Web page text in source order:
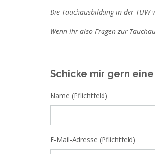
Die Tauchausbildung in der TUW
Wenn Ihr also Fragen zur
Schicke mir gern
Name (Pflichtfeld)
E-Mail-Adresse (Pflichtfeld)